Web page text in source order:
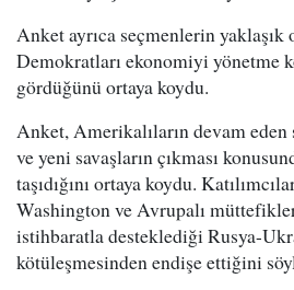
Anket ayrıca seçmenlerin
Demokratları ekonomiyi yönetme
gördüğünü ortaya koydu.
Anket, Amerikalıların devam eden
ve yeni savaşların çıkması
taşıdığını ortaya koydu.
Washington ve Avrupalı
istihbaratla desteklediği Rusya-
kötüleşmesinden endişe ettiğini